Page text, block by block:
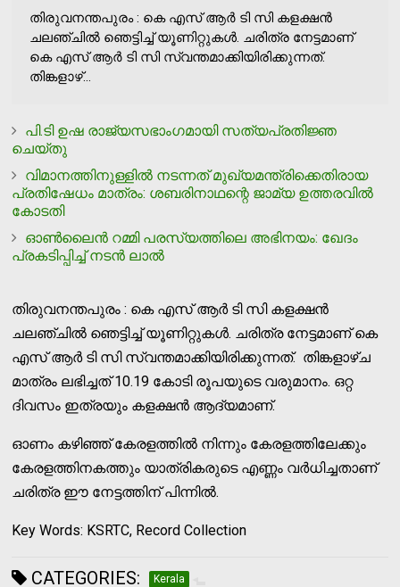
തിരുവനന്തപുരം : കെ എസ് ആർ ടി സി കളക്ഷൻ
ചലഞ്ചിൽ ഞെട്ടിച്ച് യൂണിറ്റുകൾ. ചരിത്ര നേട്ടമാണ്
കെ എസ് ആർ ടി സി സ്വന്തമാക്കിയിരിക്കുന്നത്.
തിങ്കളാഴ്...
പി.ടി ഉഷ രാജ്യസഭാംഗമായി സത്യപ്രതിജ്ഞ
ചെയ്തു
വിമാനത്തിനുള്ളില്‍ നടന്നത് മുഖ്യമന്ത്രിക്കെതിരായ
പ്രതിഷേധം മാത്രം: ശബരിനാഥന്റെ ജാമ്യ ഉത്തരവില്‍
കോടതി
ഓണ്‍ലൈന്‍ റമ്മി പരസ്യത്തിലെ അഭിനയം: ഖേദം
പ്രകടിപ്പിച്ച് നടന്‍ ലാല്‍
തിരുവനന്തപുരം : കെ എസ് ആർ ടി സി കളക്ഷൻ
ചലഞ്ചിൽ ഞെട്ടിച്ച് യൂണിറ്റുകൾ. ചരിത്ര നേട്ടമാണ് കെ
എസ് ആർ ടി സി സ്വന്തമാക്കിയിരിക്കുന്നത്. തിങ്കളാഴ്ച
മാത്രം ലഭിച്ചത് 10.19 കോടി രൂപയുടെ വരുമാനം. ഒറ്റ
ദിവസം ഇത്രയും കളക്ഷൻ ആദ്യമാണ്.
ഓണം കഴിഞ്ഞ് കേരളത്തിൽ നിന്നും കേരളത്തിലേക്കും
കേരളത്തിനകത്തും യാത്രികരുടെ എണ്ണം വർധിച്ചതാണ്
ചരിത്ര ഈ നേട്ടത്തിന് പിന്നിൽ.
Key Words: KSRTC, Record Collection
CATEGORIES: Kerala